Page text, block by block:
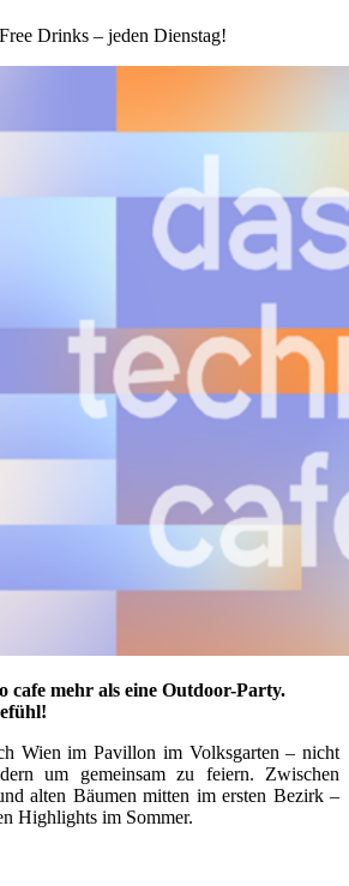
Drinks – jeden Dienstag!
cafe mehr als eine Outdoor-Party.
Wien im Pavillon im Volksgarten – nicht
um gemeinsam zu feiern. Zwischen
alten Bäumen mitten im ersten Bezirk –
Highlights im Sommer.